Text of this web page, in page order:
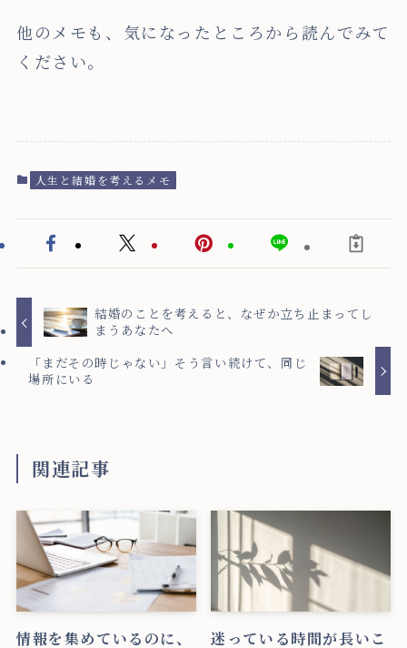
他のメモも、気になったところから読んでみて
ください。
人生と結婚を考えるメモ
結婚のことを考えると、なぜか立ち止まってし
まうあなたへ
「まだその時じゃない」そう言い続けて、同じ
場所にいる
関連記事
情報を集めているのに、
迷っている時間が長いこ